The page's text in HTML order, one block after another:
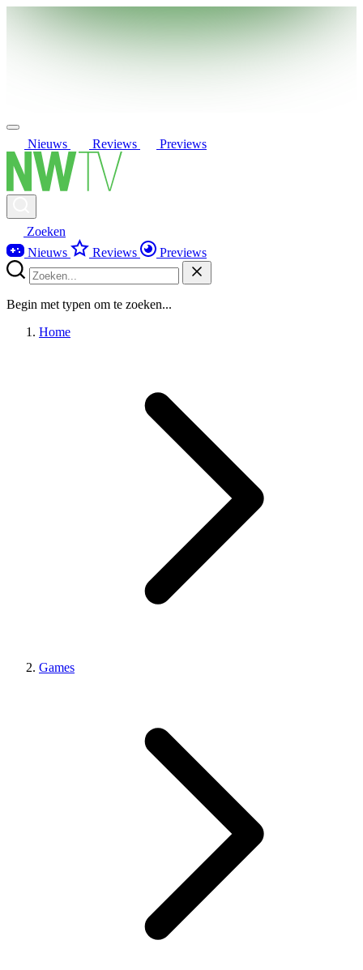
Nieuws Reviews Previews
Zoeken
Nieuws
Reviews Previews
Begin met typen om te zoeken...
Home
Games